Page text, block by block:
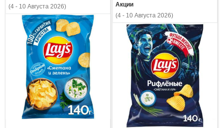
(4 - 10 Августа 2026)
Акции
(4 - 10 Августа 2026)